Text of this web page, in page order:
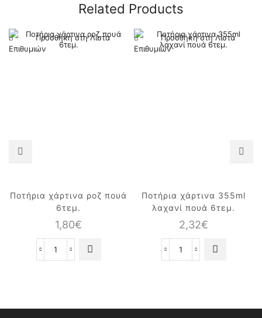
Related Products
Προσθήκη στη Λίστα
Επιθυμιών
Ποτήρια χάρτινα ροζ πουά
6τεμ.
1,80€
Ποτήρια
ποσότητα
Προσθήκη στη Λίστα
Επιθυμιών
Ποτήρια χάρτινα 355ml
λαχανί πουά 6τεμ.
2,32€
Ποτήρια
6τεμ.